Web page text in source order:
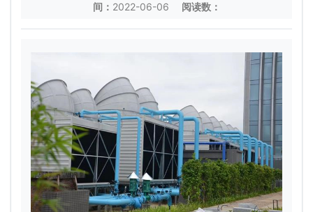
间： 2022-06-06 阅读数：